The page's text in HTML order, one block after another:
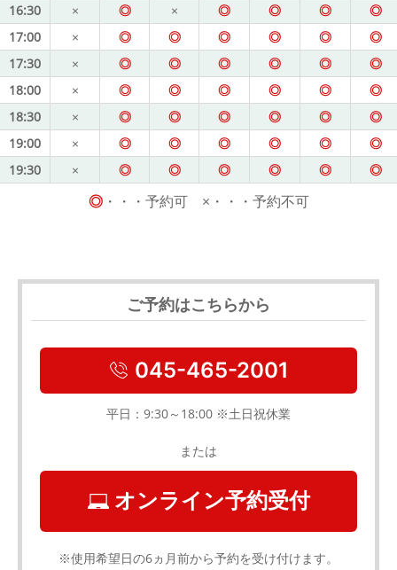
16:30
× ◎ × ◎ ◎ ◎
◎
17:00
× ◎ ◎ ◎ ◎ ◎
◎
17:30
× ◎ ◎ ◎ ◎ ◎
◎
18:00
× ◎ ◎ ◎ ◎ ◎
◎
18:30
× ◎ ◎ ◎ ◎ ◎
◎
19:00
× ◎ ◎ ◎ ◎ ◎
◎
19:30
× ◎ ◎ ◎ ◎ ◎ ◎
◎・・・予約可 ×・・・予約不可
ご予約はこちらから
045-465-2001
平日：9:30～18:00 ※土日祝休業
または
オンライン予約受付
※使用希望日の6ヵ月前から予約を受け付けます。